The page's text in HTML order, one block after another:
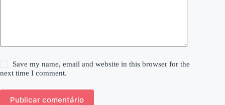
Save my name, email and website in this browser for the
next time I comment.
Publicar comentário